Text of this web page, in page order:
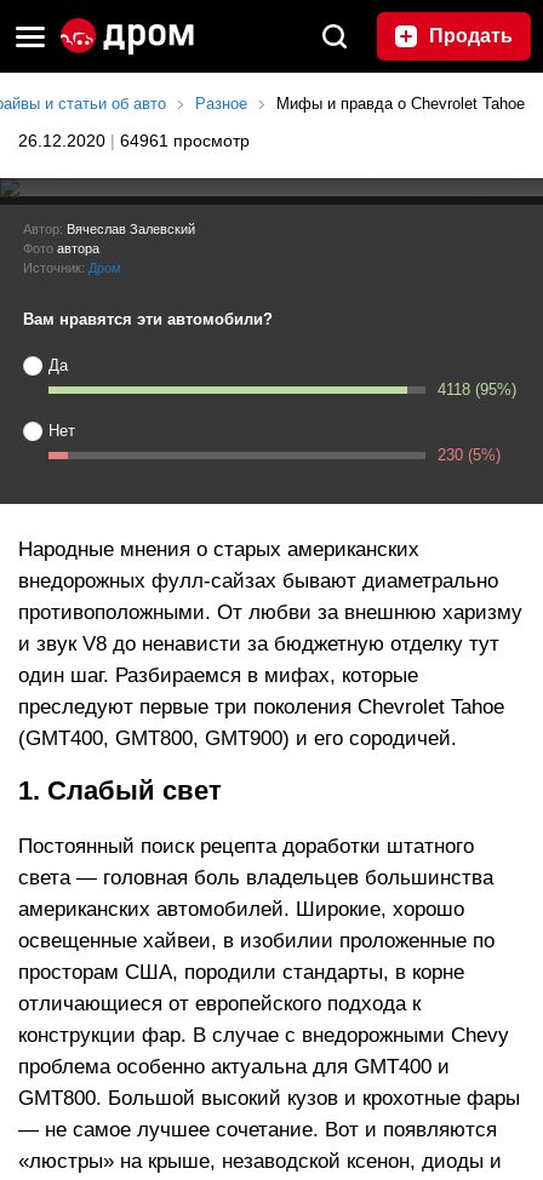
Продать
и статьи об авто Разное Мифы и правда о Chevrolet Tahoe
26.12.2020 | 64961 просмотр
Мифы и правда о Chevrolet Tahoe
Автор: Вячеслав Залевский
Фото автора
Источник: Дром
Вам нравятся эти автомобили?
Да
4118 (95%)
Нет
230 (5%)
Народные мнения о старых американских
внедорожных фулл-сайзах бывают диаметрально
противоположными. От любви за внешнюю харизму
и звук V8 до ненависти за бюджетную отделку тут
один шаг. Разбираемся в мифах, которые
преследуют первые три поколения Chevrolet Tahoe
(GMT400, GMT800, GMT900) и его сородичей.
1. Слабый свет
Постоянный поиск рецепта доработки штатного
света — головная боль владельцев большинства
американских автомобилей. Широкие, хорошо
освещенные хайвеи, в изобилии проложенные по
просторам США, породили стандарты, в корне
отличающиеся от европейского подхода к
конструкции фар. В случае с внедорожными Chevy
проблема особенно актуальна для GMT400 и
GMT800. Большой высокий кузов и крохотные фары
— не самое лучшее сочетание. Вот и появляются
«люстры» на крыше, незаводской ксенон, диоды и